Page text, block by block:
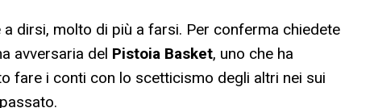
dirsi, molto di più a farsi. Per conferma chiedete
avversaria del Pistoia Basket, uno che ha
fare i conti con lo scetticismo degli altri nei sui